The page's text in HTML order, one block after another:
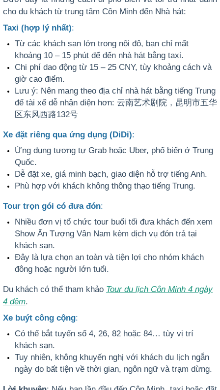
cho du khách từ trung tâm Côn Minh đến Nhà hát:
Taxi (hợp lý nhất):
Từ các khách sạn lớn trong nội đô, bạn chỉ mất
khoảng 10 – 15 phút để đến nhà hát bằng taxi.
Chi phí dao động từ 15 – 25 CNY, tùy khoảng cách và
giờ cao điểm.
Lưu ý: Nên mang theo địa chỉ nhà hát bằng tiếng Trung
để tài xế dễ nhận diện hơn: 云南艺术剧院，昆明市五华
区东风西路132号
Xe đặt riêng qua ứng dụng (DiDi):
Ứng dụng tương tự Grab hoặc Uber, phổ biến ở Trung
Quốc.
Dễ đặt xe, giá minh bạch, giao diện hỗ trợ tiếng Anh.
Phù hợp với khách không thông thạo tiếng Trung.
Tour trọn gói có đưa đón:
Nhiều đơn vị tổ chức tour buổi tối đưa khách đến xem
Show Ấn Tượng Vân Nam kèm dịch vụ đón trả tại
khách sạn.
Đây là lựa chọn an toàn và tiện lợi cho nhóm khách
đông hoặc người lớn tuổi.
Du khách có thể tham khảo Tour du lịch Côn Minh 4 ngày
4 đêm.
Xe buýt công cộng:
Có thể bắt tuyến số 4, 26, 82 hoặc 84… tùy vị trí
khách sạn.
Tuy nhiên, không khuyến nghị với khách du lịch ngắn
ngày do bất tiện về thời gian, ngôn ngữ và trạm dừng.